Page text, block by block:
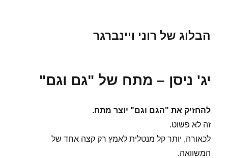
הבלוג של רוני ויינברגר
יג' ניסן – מתח של "גם וגם"
להחזיק את "הגם וגם" יוצר מתח.
זה לא פשוט.
לכאורה, יותר קל מנטלית לאמץ רק קצה אחד של
המשוואה.